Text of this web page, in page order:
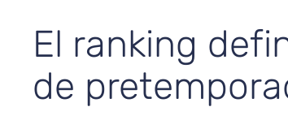
El ranking
de